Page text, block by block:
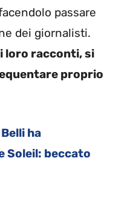
passare
dei giornalisti.
loro racconti, si
proprio
ha
Soleil: beccato